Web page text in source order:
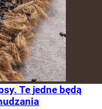
Te jedne będą